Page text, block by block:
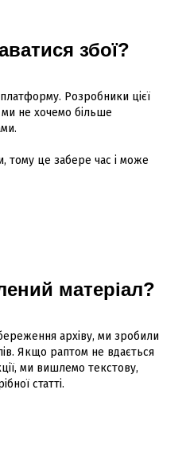
збої?
Розробники цієї
не хочемо більше
тому це забере час і може
матеріал?
архіву, ми зробили
Якщо раптом не вдається
ми вишлемо текстову,
статті.